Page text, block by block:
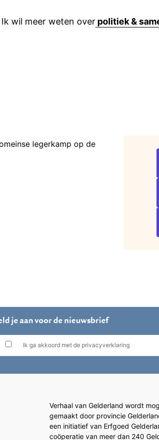
Ik wil meer weten over
legerkamp op de
je aan voor de nieuwsbrief
Ik ga akkoord met de privacyverklaring
Verhaal van Gelderland wordt
gemaakt door provincie
een initiatief van Erfgoed
coöperatie van meer dan 240